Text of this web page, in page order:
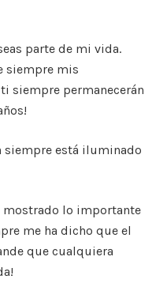
parte de mi vida.
siempre mis
siempre permanecerán
siempre está iluminado
mostrado lo importante
me ha dicho que el
que cualquiera